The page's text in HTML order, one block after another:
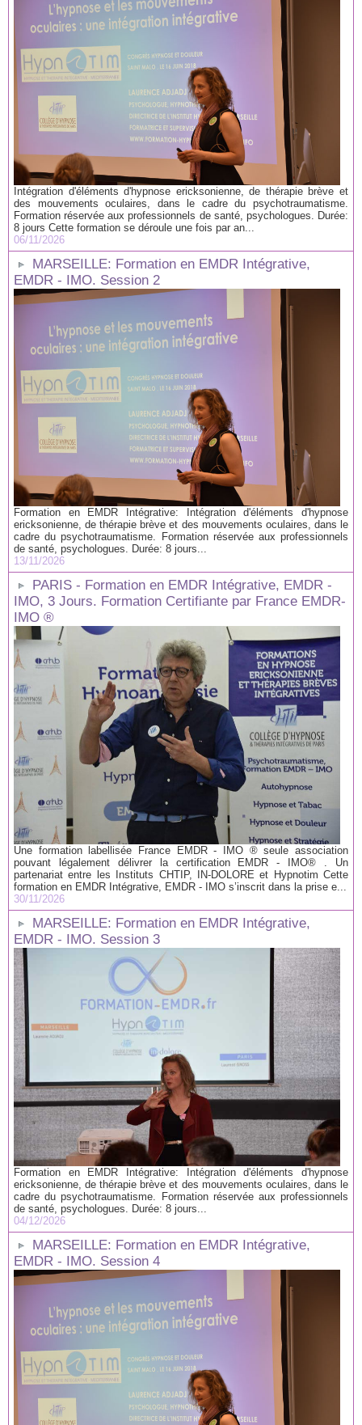
Intégration d'éléments d'hypnose ericksonienne, de thérapie brève et
des mouvements oculaires, dans le cadre du psychotraumatisme.
Formation réservée aux professionnels de santé, psychologues. Durée:
8 jours Cette formation se déroule une fois par an...
06/11/2026
MARSEILLE: Formation en EMDR Intégrative,
EMDR - IMO. Session 2
Formation en EMDR Intégrative: Intégration d'éléments d'hypnose
ericksonienne, de thérapie brève et des mouvements oculaires, dans le
cadre du psychotraumatisme. Formation réservée aux professionnels
de santé, psychologues. Durée: 8 jours...
13/11/2026
PARIS - Formation en EMDR Intégrative, EMDR -
IMO, 3 Jours. Formation Certifiante par France EMDR-
IMO ®
Une formation labellisée France EMDR - IMO ® seule association
pouvant légalement délivrer la certification EMDR - IMO® . Un
partenariat entre les Instituts CHTIP, IN-DOLORE et Hypnotim Cette
formation en EMDR Intégrative, EMDR - IMO s’inscrit dans la prise e...
30/11/2026
MARSEILLE: Formation en EMDR Intégrative,
EMDR - IMO. Session 3
Formation en EMDR Intégrative: Intégration d'éléments d'hypnose
ericksonienne, de thérapie brève et des mouvements oculaires, dans le
cadre du psychotraumatisme. Formation réservée aux professionnels
de santé, psychologues. Durée: 8 jours...
04/12/2026
MARSEILLE: Formation en EMDR Intégrative,
EMDR - IMO. Session 4